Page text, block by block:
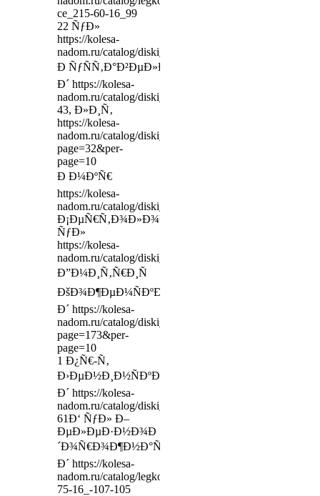
ce_215-60-16_99
22 ÑƒÐ»
https://kolesa-
nadom.ru/catalog/diski_legkovy/model/125669/
Ð ÑƒÑÑ‚Ð°Ð²ÐµÐ»Ð¸,
Ð´ https://kolesa-
nadom.ru/catalog/diski_legkovy/model/342283/
43, Ð»Ð¸Ñ‚
https://kolesa-
nadom.ru/catalog/diski_legkovy/car?
page=32&per-
page=10
Ð Ð¼ÐºÑ€
https://kolesa-
nadom.ru/catalog/diski_legkovy/model/344079/
Ð¡ÐµÑ€Ñ‚Ð¾Ð»Ð¾Ð²Ð¾-1,
ÑƒÐ»
https://kolesa-
nadom.ru/catalog/diski_legkovy/model/274128/
Ð”Ð¼Ð¸Ñ‚Ñ€Ð¸Ñ
ÐšÐ¾Ð¶ÐµÐ¼ÑÐºÐ¸Ð½Ð°,
Ð´ https://kolesa-
nadom.ru/catalog/diski_legkovy?
page=173&per-
page=10
1 Ð¿Ñ€-Ñ‚
Ð›ÐµÐ½Ð¸Ð½ÑÐºÐ¸Ð¹,
Ð´ https://kolesa-
nadom.ru/catalog/diski_legkovy/model/359733/
61Ð‘ ÑƒÐ» Ð–
ÐµÐ»ÐµÐ·Ð½Ð¾Ð
´Ð¾Ñ€Ð¾Ð¶Ð½Ð°Ñ,
Ð´ https://kolesa-
nadom.ru/catalog/legkovie_shiny/model/362846/
75-16_-107-105